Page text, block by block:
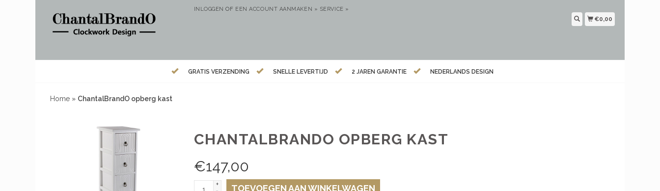
INLOGGEN OF EEN ACCOUNT AANMAKEN » SERVICE »
€0,00
GRATIS VERZENDING SNELLE LEVERTIJD 2 JAREN GARANTIE NEDERLANDS DESIGN
Home » ChantalBrandO opberg kast
CHANTALBRANDO OPBERG KAST
€147,00
+
TOEVOEGEN AAN WINKELWAGEN